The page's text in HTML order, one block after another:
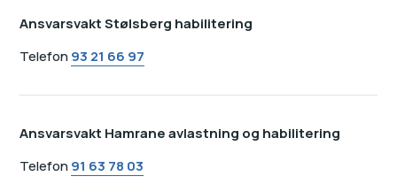
Ansvarsvakt Stølsberg habilitering
Telefon93 21 66 97
Ansvarsvakt Hamrane avlastning og habilitering
Telefon91 63 78 03